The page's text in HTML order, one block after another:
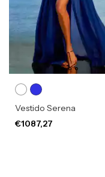
Vestido Serena
€1087,27